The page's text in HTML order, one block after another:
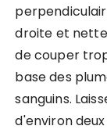
droite et
de couper
base des
sanguins.
d'environ